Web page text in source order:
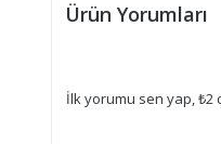
Ürün Yorumları
İlk yorumu sen yap, ₺2